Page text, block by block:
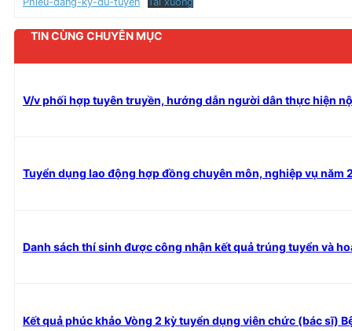
TIN CÙNG CHUYÊN MỤC
V/v phối hợp tuyên truyền, hướng dẫn người dân thực hiện
Tuyển dụng lao động hợp đồng chuyên môn, nghiệp vụ năm
Danh sách thí sinh được công nhận kết quả trúng tuyển và
Kết quả phúc khảo Vòng 2 kỳ tuyển dụng viên chức (bác sĩ)